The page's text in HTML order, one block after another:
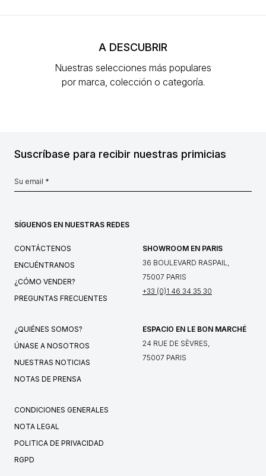
A DESCUBRIR
Nuestras selecciones más populares
por marca, colección o categoría.
Suscríbase para recibir nuestras primicias
SÍGUENOS EN NUESTRAS REDES
CONTÁCTENOS
ENCUÉNTRANOS
¿CÓMO VENDER?
PREGUNTAS FRECUENTES
SHOWROOM EN PARIS
36 BOULEVARD RASPAIL,
75007 PARIS
+33 (0)1 46 34 35 30
¿QUIÉNES SOMOS?
ÚNASE A NOSOTROS
NUESTRAS NOTICIAS
NOTAS DE PRENSA
ESPACIO EN LE BON MARCHÉ
24 RUE DE SÈVRES,
75007 PARIS
CONDICIONES GENERALES
NOTA LEGAL
POLITICA DE PRIVACIDAD
RGPD